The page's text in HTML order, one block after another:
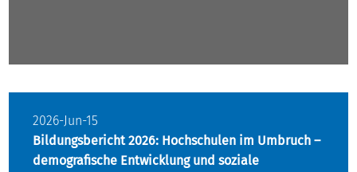
2026-Jun-15
Bildungsbericht 2026: Hochschulen im Umbruch –
demografische Entwicklung und soziale